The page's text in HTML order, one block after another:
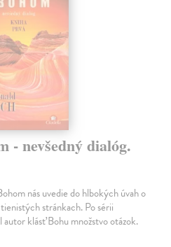
- nevšedný dialóg.
nás uvedie do hlbokých úvah o
stránkach. Po sérii
klásť Bohu množstvo otázok.